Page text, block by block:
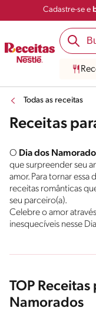
Cadastre-se e
Todas as receitas
Receitas
O Dia dos
que surpreender seu
amor. Para tornar essa
receitas românticas
seu parceiro(a).
Celebre o amor
inesquecíveis nesse
TOP
Namorados